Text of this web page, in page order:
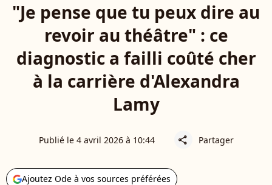
"Je pense que tu peux dire au
revoir au théâtre" : ce
diagnostic a failli coûté cher
à la carrière d'Alexandra
Lamy
Publié le 4 avril 2026 à 10:44 share Partager
Ajoutez Ode à vos sources préférées